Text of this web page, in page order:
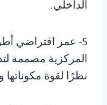
الداخلي.
5- عمر افتراضي
المركزية مصممة
نظرًا لقوة مكوناتها